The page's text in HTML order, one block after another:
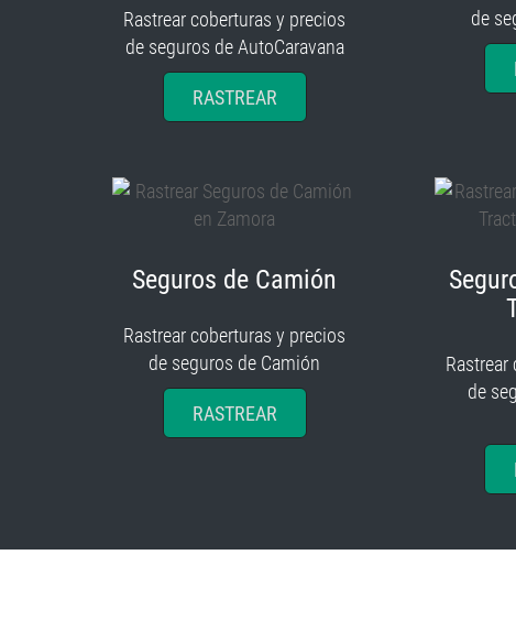
Rastrear coberturas y precios
de seguros de AutoCaravana
RASTREAR
de
Seguros de Camión
Rastrear coberturas y precios
de seguros de Camión
RASTREAR
de